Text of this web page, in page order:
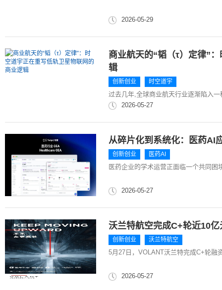
2026-05-29
商业航天的“韬（τ）定律”
辑
创新创业 时空道宇
过去几年,全球商业航天行业逐渐陷入一
2026-05-27
从碎片化到系统化：医药AI
创新创业 医药AI
医药企业的学术运营正面临一个共同困
2026-05-27
沃兰特航空完成C+轮近10
创新创业 沃兰特航空
5月27日，VOLANT沃兰特完成C+轮融
2026-05-27